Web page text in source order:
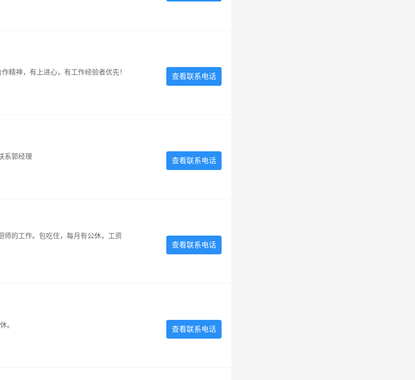
精神，有上进心，有工作经验者优先！ 查看联系电话
系郭经理 查看联系电话
师的工作。包吃住，每月有公休，工资
查看联系电话
。 查看联系电话